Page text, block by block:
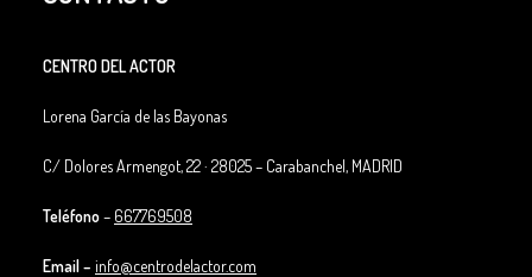
CENTRO DEL ACTOR
Lorena García de las Bayonas
C/ Dolores Armengot, 22 · 28025 – Carabanchel, MADRID
Teléfono– 667769508
Email – info@centrodelactor.com